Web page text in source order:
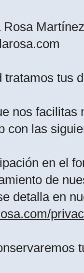
Rosa Martínez
tratamos tus
nos
con las
en el
de
detalla en